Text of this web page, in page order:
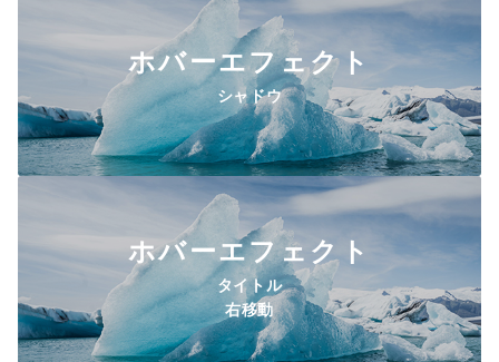
ホバーエフェクト
シャドウ
ホバーエフェクト
タイトル
右移動